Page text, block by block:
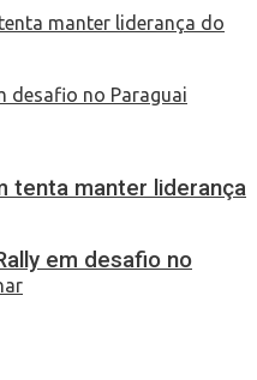
tenta manter liderança
em desafio no